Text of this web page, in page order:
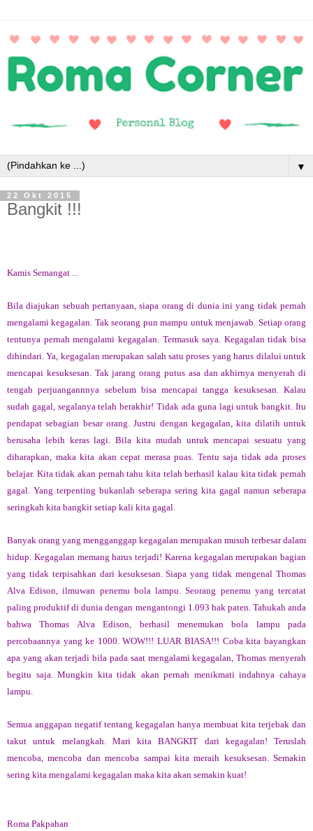
▼
22 Okt 2015
Bangkit !!!
Kamis Semangat ...
Bila diajukan sebuah pertanyaan, siapa orang di dunia ini yang tidak pernah
mengalami kegagalan. Tak seorang pun mampu untuk menjawab. Setiap orang
tentunya pernah mengalami kegagalan. Termasuk saya. Kegagalan tidak bisa
dihindari. Ya, kegagalan merupakan salah satu proses yang harus dilalui untuk
mencapai kesuksesan. Tak jarang orang putus asa dan akhirnya menyerah di
tengah perjuangannnya sebelum bisa mencapai tangga kesuksesan. Kalau
sudah gagal, segalanya telah berakhir! Tidak ada guna lagi untuk bangkit. Itu
pendapat sebagian besar orang. Justru dengan kegagalan, kita dilatih untuk
berusaha lebih keras lagi. Bila kita mudah untuk mencapai sesuatu yang
diharapkan, maka kita akan cepat merasa puas. Tentu saja tidak ada proses
belajar. Kita tidak akan pernah tahu kita telah berhasil kalau kita tidak pernah
gagal. Yang terpenting bukanlah seberapa sering kita gagal namun seberapa
seringkah kita bangkit setiap kali kita gagal.
Banyak orang yang mengganggap kegagalan merupakan musuh terbesar dalam
hidup. Kegagalan memang harus terjadi! Karena kegagalan merupakan bagian
yang tidak terpisahkan dari kesuksesan. Siapa yang tidak mengenal Thomas
Alva Edison, ilmuwan penemu bola lampu. Seorang penemu yang tercatat
paling produktif di dunia dengan mengantongi 1.093 hak paten. Tahukah anda
bahwa Thomas Alva Edison, berhasil menemukan bola lampu pada
percobaannya yang ke 1000. WOW!!! LUAR BIASA!!! Coba kita bayangkan
apa yang akan terjadi bila pada saat mengalami kegagalan, Thomas menyerah
begitu saja. Mungkin kita tidak akan pernah menikmati indahnya cahaya
lampu.
Semua anggapan negatif tentang kegagalan hanya membuat kita terjebak dan
takut untuk melangkah. Mari kita BANGKIT dari kegagalan! Teruslah
mencoba, mencoba dan mencoba sampai kita meraih kesuksesan. Semakin
sering kita mengalami kegagalan maka kita akan semakin kuat!
Roma Pakpahan